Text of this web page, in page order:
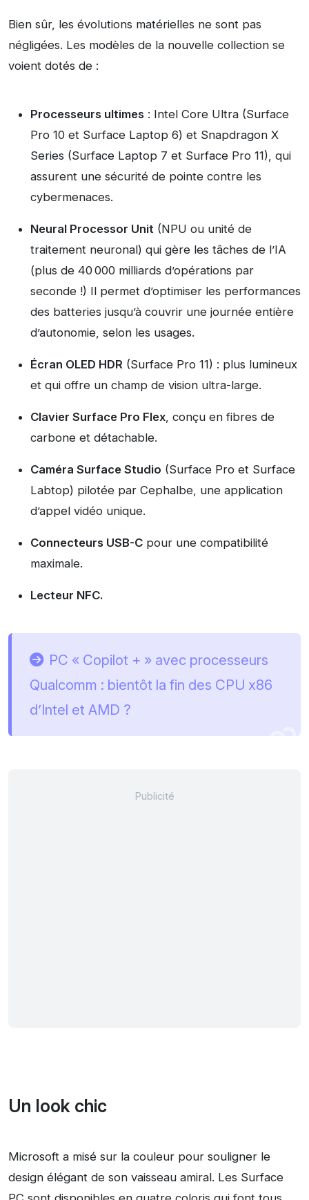
Bien sûr, les évolutions matérielles ne sont pas
négligées. Les modèles de la nouvelle collection se
voient dotés de :
Processeurs ultimes : Intel Core Ultra (Surface
Pro 10 et Surface Laptop 6) et Snapdragon X
Series (Surface Laptop 7 et Surface Pro 11), qui
assurent une sécurité de pointe contre les
cybermenaces.
Neural Processor Unit (NPU ou unité de
traitement neuronal) qui gère les tâches de l’IA
(plus de 40 000 milliards d’opérations par
seconde !) Il permet d’optimiser les performances
des batteries jusqu’à couvrir une journée entière
d’autonomie, selon les usages.
Écran OLED HDR (Surface Pro 11) : plus lumineux
et qui offre un champ de vision ultra-large.
Clavier Surface Pro Flex , conçu en fibres de
carbone et détachable.
Caméra Surface Studio (Surface Pro et Surface
Labtop) pilotée par Cephalbe, une application
d’appel vidéo unique.
Connecteurs USB-C pour une compatibilité
maximale.
Lecteur NFC.
PC « Copilot + » avec processeurs
Qualcomm : bientôt la fin des CPU x86
d’Intel et AMD ?
Un look chic
Microsoft a misé sur la couleur pour souligner le
design élégant de son vaisseau amiral. Les Surface